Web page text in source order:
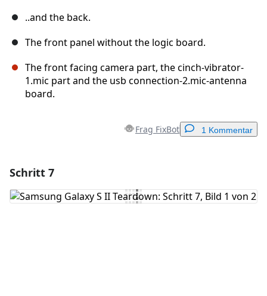
..and the back.
The front panel without the logic board.
The front facing camera part, the cinch-vibrator-
1.mic part and the usb connection-2.mic-antenna
board.
Frag FixBot 1 Kommentar
Kommentar hinzufügen
Schritt 7